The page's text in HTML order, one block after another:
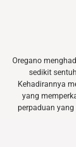
Oregano
sedikit
Kehadirannya
yang
perpaduan